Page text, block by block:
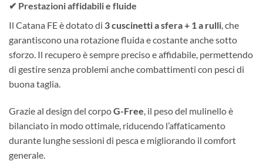
✔ Prestazioni affidabili e fluide
Il Catana FE è dotato di 3 cuscinetti a sfera + 1 a rulli, che
garantiscono una rotazione fluida e costante anche sotto
sforzo. Il recupero è sempre preciso e affidabile, permettendo
di gestire senza problemi anche combattimenti con pesci di
buona taglia.
Grazie al design del corpoG-Free, il peso del mulinello è
bilanciato in modo ottimale, riducendo l’affaticamento
durante lunghe sessioni di pesca e migliorando il comfort
generale.